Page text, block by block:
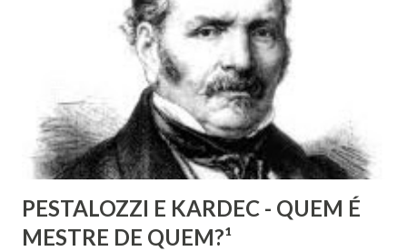
geral, social, de cidadania, de direitos humanos etc, mas
também de segmentos religiosos e, nesse campo,
lamentavelmente, o meio/movimento espírita não está
excluído, o que me parece profundamente contraditório
quando se tem algum conhecim...
PESTALOZZI E KARDEC - QUEM É
MESTRE DE QUEM?¹